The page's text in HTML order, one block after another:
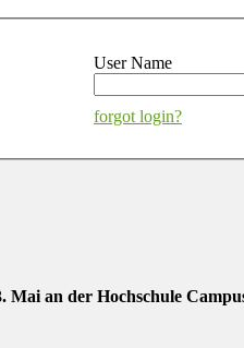
User Name
forgot login?
Mai an der Hochschule